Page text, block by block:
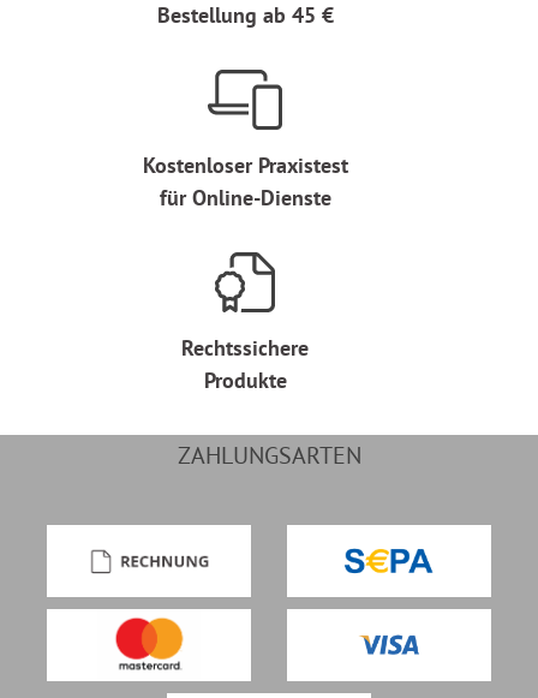
Bestellung ab 45 €
Kostenloser Praxistest
für Online-Dienste
Rechtssichere
Produkte
ZAHLUNGSARTEN